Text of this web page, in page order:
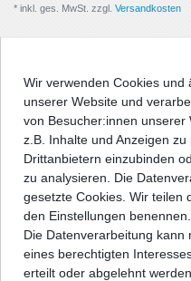
* inkl. ges. MwSt. zzgl. Versandkosten
Beschreibung
Angaben Produktsicherheit
Passform-Fußmatten:
- passgenau nach Form des
- hochwertige,
Wir verwenden Cookies und
unserer Website und
von Besucher:innen unserer
z.B. Inhalte und Anzeigen
Drittanbietern einzubinden
zu analysieren. Die
gesetzte Cookies. Wir teilen
den Einstellungen benennen.
Die Datenverarbeitung kann
eines berechtigten
erteilt oder abgelehnt